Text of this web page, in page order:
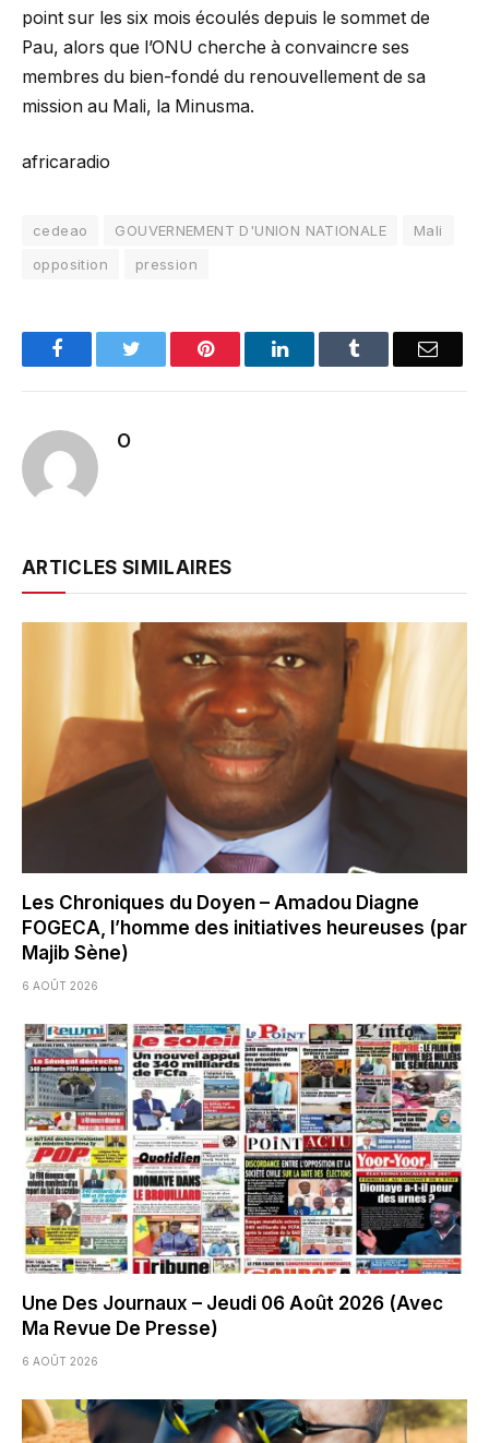
point sur les six mois écoulés depuis le sommet de
Pau, alors que l’ONU cherche à convaincre ses
membres du bien-fondé du renouvellement de sa
mission au Mali, la Minusma.
africaradio
cedeao GOUVERNEMENT D'UNION NATIONALE
Mali
opposition
pression
FacebookTwitter Pinterest LinkedInTumblr Email
O
ARTICLES SIMILAIRES
Les Chroniques du Doyen – Amadou Diagne
FOGECA, l’homme des initiatives heureuses (par
Majib Sène)
6 AOÛT 2026
Une Des Journaux – Jeudi 06 Août 2026 (Avec
Ma Revue De Presse)
6 AOÛT 2026